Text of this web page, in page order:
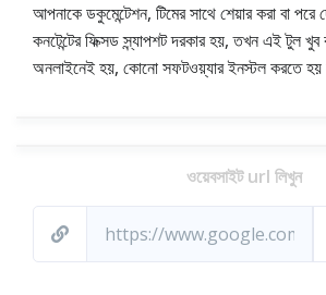
আপনাকে ডকুমেন্টেশন, টিমের সাথে শেয়ার করা বা
কনটেন্টের ফিক্সড স্ন্যাপশট দরকার হয়, তখন এই টুল
অনলাইনেই হয়, কোনো সফটওয়্যার ইনস্টল করতে হয়
ওয়েবসাইট url লিখুন